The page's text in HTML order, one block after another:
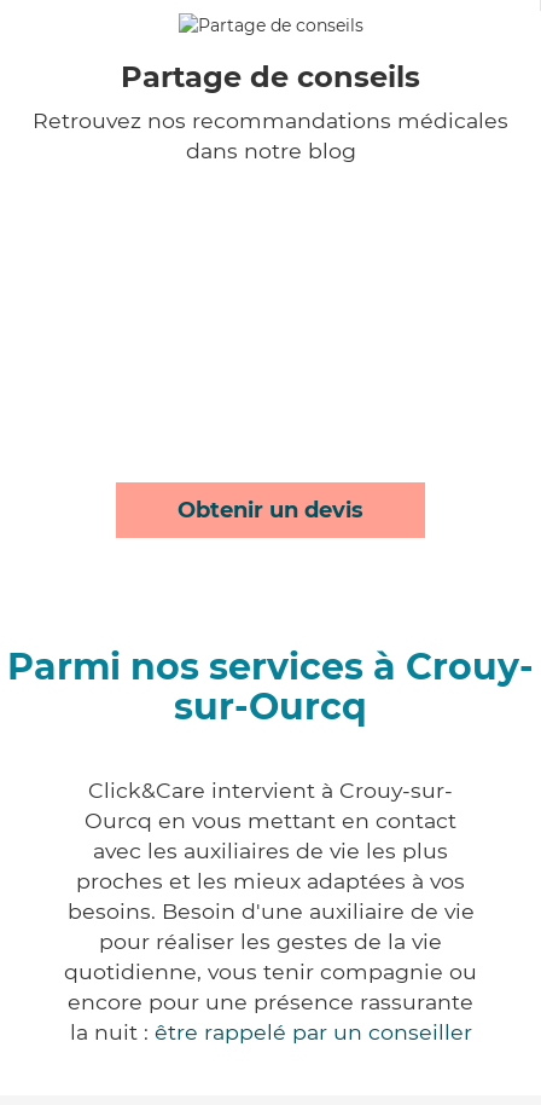
Partage de conseils
Retrouvez nos recommandations médicales
dans notre blog
Obtenir un devis
Parmi nos services à Crouy-
sur-Ourcq
Click&Care intervient à Crouy-sur-
Ourcq en vous mettant en contact
avec les auxiliaires de vie les plus
proches et les mieux adaptées à vos
besoins. Besoin d'une auxiliaire de vie
pour réaliser les gestes de la vie
quotidienne, vous tenir compagnie ou
encore pour une présence rassurante
la nuit : être rappelé par un conseiller